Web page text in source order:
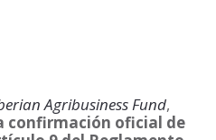
Agribusiness Fund,
confirmación oficial de